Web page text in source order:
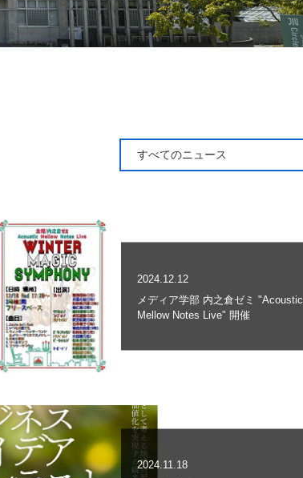
すべてのニュース
2024.12.12
メディア学部 内之倉ゼミ "Acoustic
Mellow Notes Live" 開催
2024.11.18